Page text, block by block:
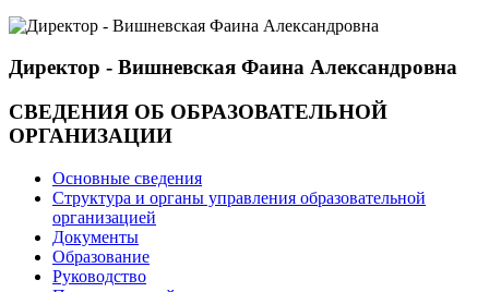
Директор - Вишневская Фаина Александровна
СВЕДЕНИЯ ОБ ОБРАЗОВАТЕЛЬНОЙ
ОРГАНИЗАЦИИ
Основные сведения
Структура и органы управления образовательной
организацией
Документы
Образование
Руководство